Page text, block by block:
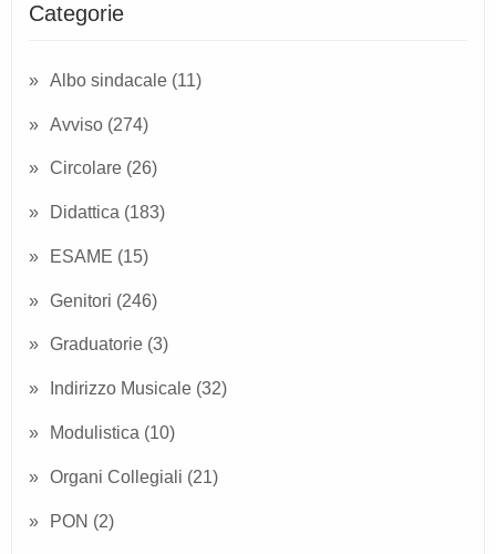
Categorie
Albo sindacale (11)
Avviso (274)
Circolare (26)
Didattica (183)
ESAME (15)
Genitori (246)
Graduatorie (3)
Indirizzo Musicale (32)
Modulistica (10)
Organi Collegiali (21)
PON (2)